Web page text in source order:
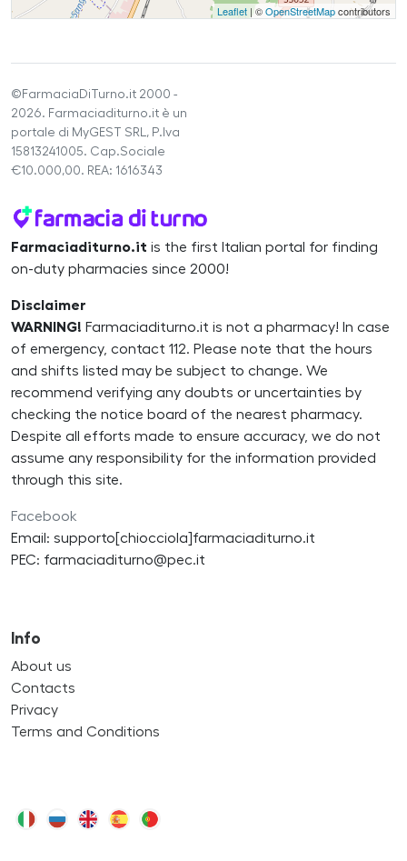
Leaflet | ©OpenStreetMapcontributors
©FarmaciaDiTurno.it 2000 -
2026. Farmaciaditurno.it è un
portale di MyGEST SRL, P.Iva
15813241005. Cap.Sociale
€10.000,00. REA: 1616343
Farmaciaditurno.it is the first Italian portal for finding
on-duty pharmacies since 2000!
Disclaimer
WARNING! Farmaciaditurno.it is not a pharmacy! In case
of emergency, contact 112. Please note that the hours
and shifts listed may be subject to change. We
recommend verifying any doubts or uncertainties by
checking the notice board of the nearest pharmacy.
Despite all efforts made to ensure accuracy, we do not
assume any responsibility for the information provided
through this site.
Facebook
Email: supporto[chiocciola]farmaciaditurno.it
PEC: farmaciaditurno@pec.it
Info
About us
Contacts
Privacy
Terms and Conditions